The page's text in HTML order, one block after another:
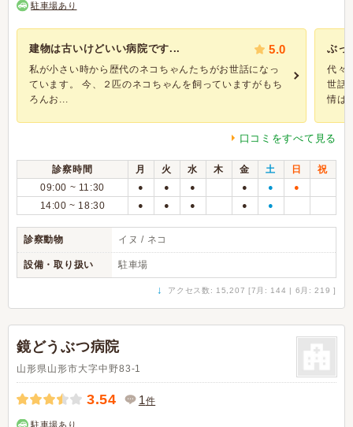
駐車場あり
建物は古いけどいい病院です... 5.0
私が小さい時から歴代のネコちゃんたちがお世話になっ
ています。 今、２匹のネコちゃんを飼っていますがもち
ろんお...
ぶっ
代々
世話
情は
口コミをすべて見る
診察時間 月 火 水 木 金 土 日
祝
09:00 ~ 11:30
● ● ● ● ● ●
14:00 ~ 18:30 ● ● ● ● ●
診察動物 イヌ / ネコ
設備・取り扱い 駐車場
↓ アクセス数: 15,207 [7月: 144 | 6月: 219 ]
鏡どうぶつ病院
山形県山形市大字中野83-1
3.54 1件
駐車場あり